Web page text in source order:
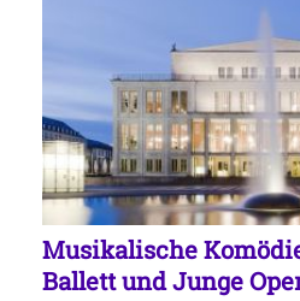
Musikalische
Ballett und Junge